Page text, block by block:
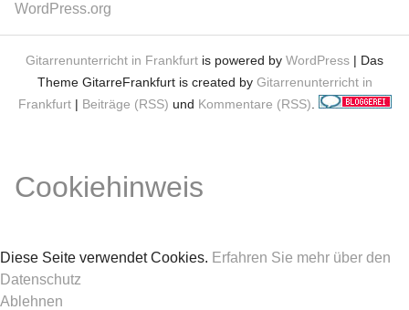
WordPress.org
Gitarrenunterricht in Frankfurt is powered by WordPress | Das
Theme GitarreFrankfurt is created by Gitarrenunterricht in
Frankfurt| Beiträge (RSS) und Kommentare (RSS)
Cookiehinweis
Diese Seite verwendet Cookies. Erfahren Sie mehr über den
Datenschutz
Ablehnen